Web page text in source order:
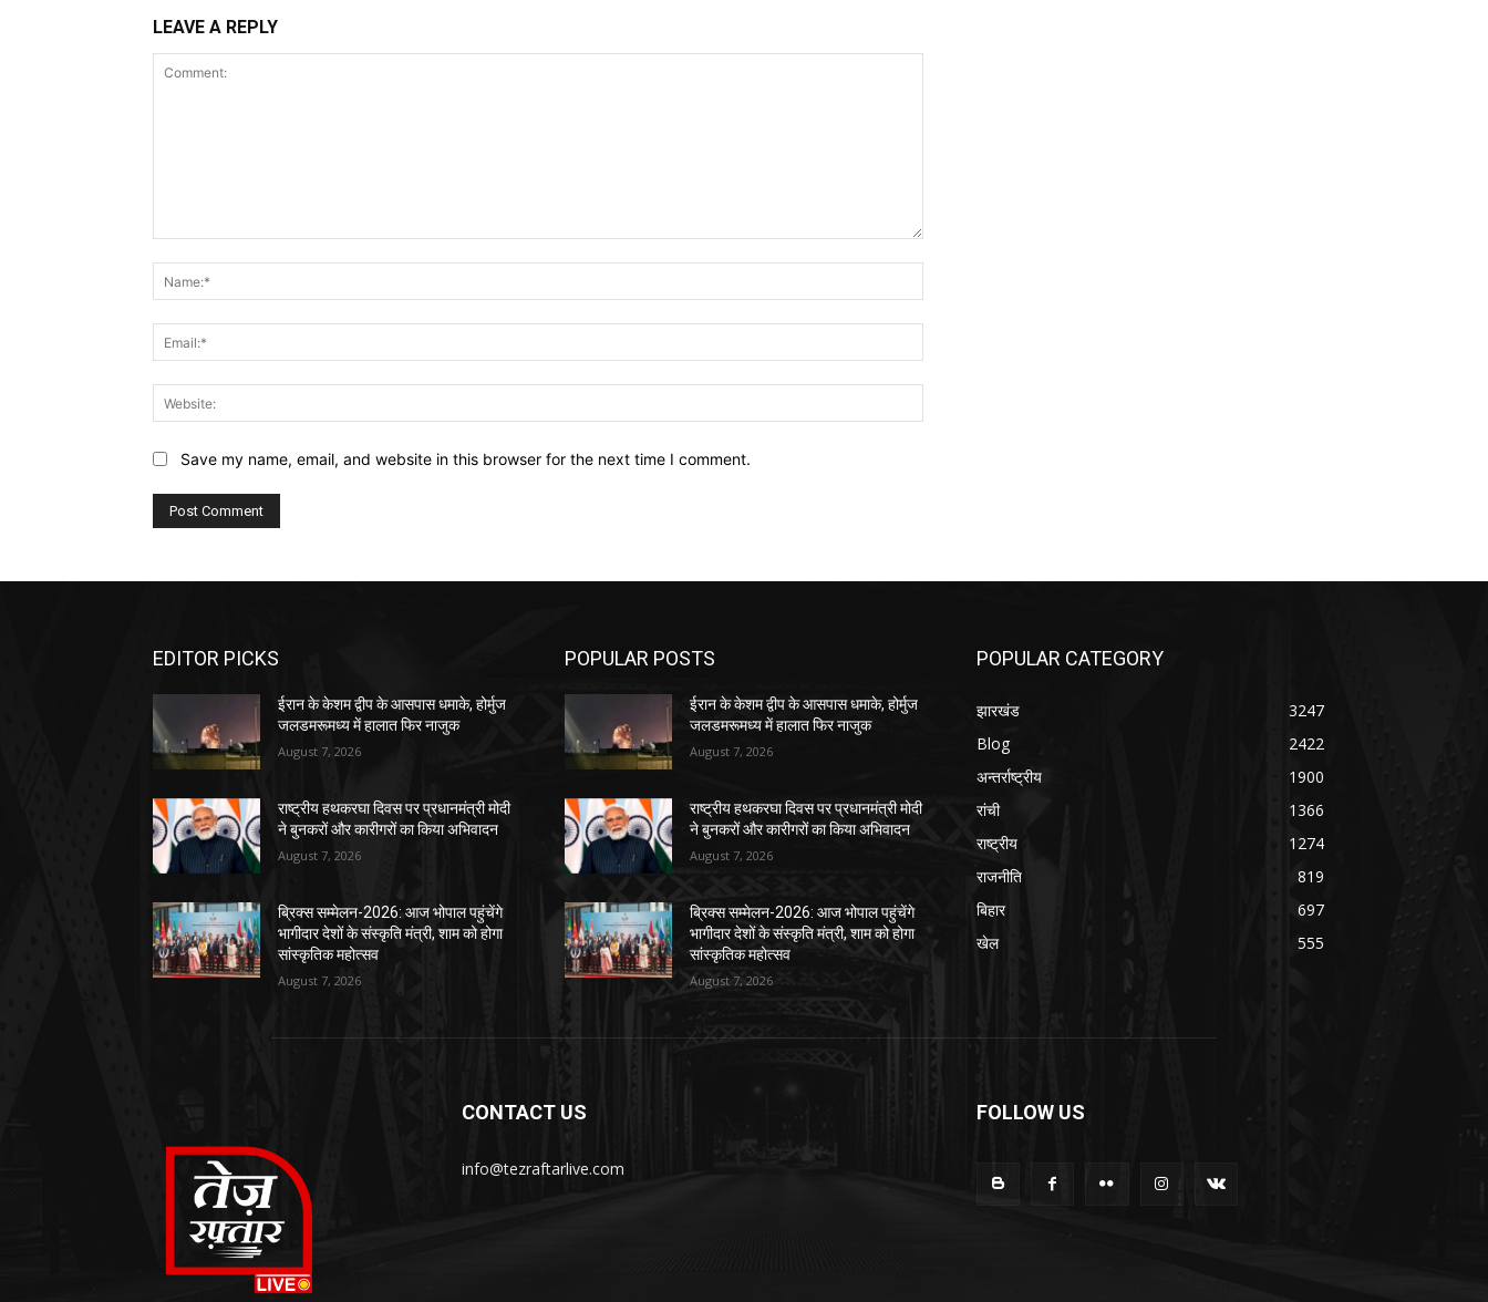
LEAVE A REPLY
Save my name, email, and website in this browser for the next time I comment.
EDITOR PICKS
ईरान के केशम द्वीप के आसपास धमाके, होर्मुज
जलडमरूमध्य में हालात फिर नाजुक
August 7, 2026
राष्ट्रीय हथकरघा दिवस पर प्रधानमंत्री मोदी
ने बुनकरों और कारीगरों का किया अभिवादन
August 7, 2026
ब्रिक्स सम्मेलन-2026: आज भोपाल पहुंचेंगे
भागीदार देशों के संस्कृति मंत्री, शाम को होगा
सांस्कृतिक महोत्सव
August 7, 2026
POPULAR POSTS
ईरान के केशम द्वीप के आसपास धमाके, होर्मुज
जलडमरूमध्य में हालात फिर नाजुक
August 7, 2026
राष्ट्रीय हथकरघा दिवस पर प्रधानमंत्री मोदी
ने बुनकरों और कारीगरों का किया अभिवादन
August 7, 2026
ब्रिक्स सम्मेलन-2026: आज भोपाल पहुंचेंगे
भागीदार देशों के संस्कृति मंत्री, शाम को होगा
सांस्कृतिक महोत्सव
August 7, 2026
POPULAR CATEGORY
झारखंड
3247
Blog
2422
अन्तर्राष्ट्रीय
1900
रांची
1366
राष्ट्रीय
1274
राजनीति
819
बिहार
697
खेल
555
CONTACT US
info@tezraftarlive.com
FOLLOW US